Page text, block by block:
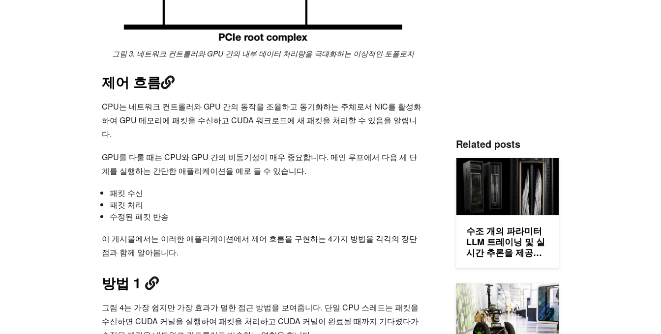
그림 3. 네트워크 컨트롤러와 GPU 간의 내부 데이터 처리량을 극대화하는 이상적인 토폴로지
제어 흐름
CPU는 네트워크 컨트롤러와 GPU 간의 동작을 조율하고 동기화하는 주체로서 NIC를 활성화
하여 GPU 메모리에 패킷을 수신하고 CUDA 워크로드에 새 패킷을 처리할 수 있음을 알립니
다.
GPU를 다룰 때는 CPU와 GPU 간의 비동기성이 매우 중요합니다. 메인 루프에서 다음 세 단
계를 실행하는 간단한 애플리케이션을 예로 들 수 있습니다.
패킷 수신
패킷 처리
수정된 패킷 반송
이 게시물에서는 이러한 애플리케이션에서 제어 흐름을 구현하는 4가지 방법을 각각의 장단
점과 함께 알아봅니다.
방법 1
그림 4는 가장 쉽지만 가장 효과가 덜한 접근 방법을 보여줍니다. 단일 CPU 스레드는 패킷을
수신하면 CUDA 커널을 실행하여 패킷을 처리하고 CUDA 커널이 완료될 때까지 기다렸다가
Related posts
수조 개의 파라미터
LLM 트레이닝 및 실
시간 추론을 제공하
수조 개의 파라미터 LLM 트레이닝 및 실시간 추론을 제공하는
NVIDIA Jetson으로 하드웨어 인 더 루프에서 로봇 설계하기